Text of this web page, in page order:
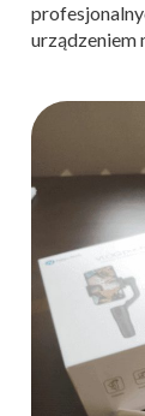
urządzeniem